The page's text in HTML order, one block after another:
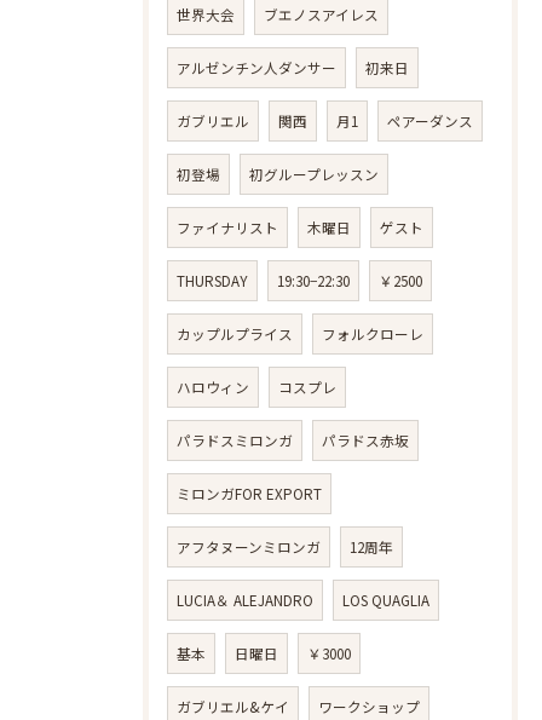
世界大会 ブエノスアイレス
アルゼンチン人ダンサー 初来日
ガブリエル 関西 月1 ペアーダンス
初登場 初グループレッスン
ファイナリスト 木曜日 ゲスト
THURSDAY 19:30−22:30 ￥2500
カップルプライス フォルクローレ
ハロウィン コスプレ
パラドスミロンガ パラドス赤坂
ミロンガFOR EXPORT
アフタヌーンミロンガ 12周年
LUCIA＆ ALEJANDRO LOS QUAGLIA
基本 日曜日 ￥3000
ガブリエル&ケイ ワークショップ